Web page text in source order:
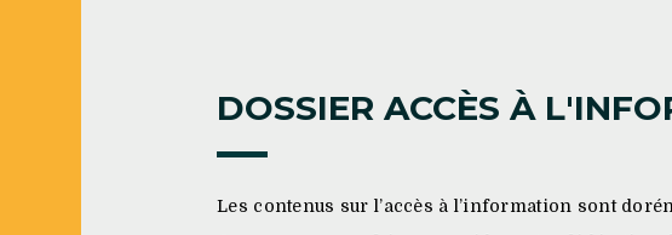
DOSSIER ACCÈS À
Les contenus sur l’accès à l’information sont